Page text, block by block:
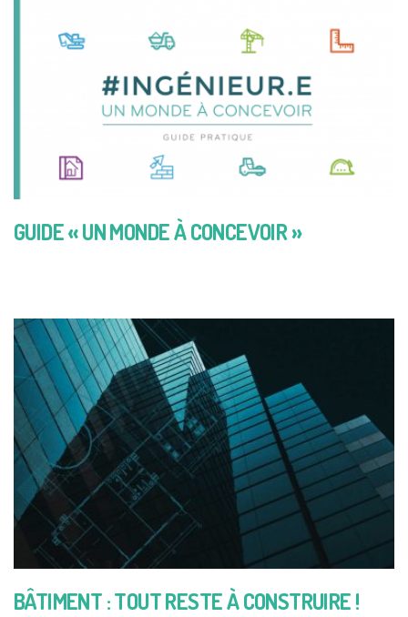
GUIDE « UN MONDE À CONCEVOIR »
BÂTIMENT : TOUT RESTE À CONSTRUIRE !